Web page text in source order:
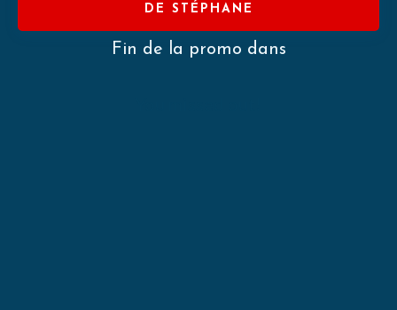
DE STÉPHANE
Fin de la promo dans